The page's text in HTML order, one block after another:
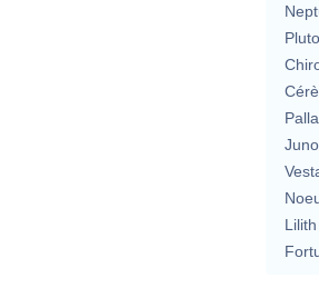
Lilith